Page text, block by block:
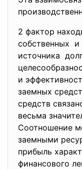
2 фактор
собственных и
источника
и
заемных
средств
весьма
Соотношение
заемными
прибыль
финансового